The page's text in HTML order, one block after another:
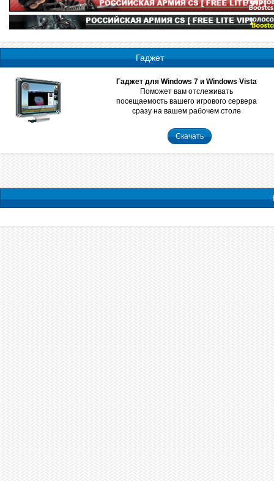
Гаджет
Гаджет для Windows 7 и Windows Vista
Поможет вам отслеживать
посещаемость вашего игрового сервера
сразу на вашем рабочем столе
Скачать